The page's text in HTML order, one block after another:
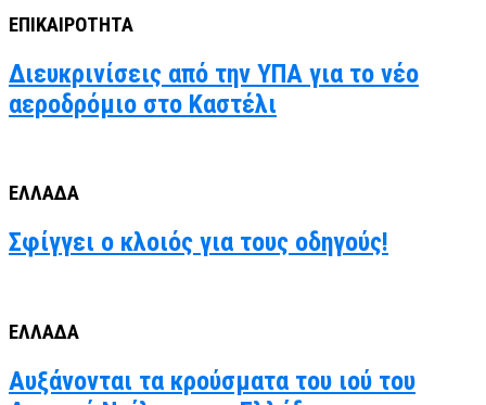
ΕΠΙΚΑΙΡΟΤΗΤΑ
Διευκρινίσεις από την ΥΠΑ για το νέο
αεροδρόμιο στο Καστέλι
ΕΛΛΑΔΑ
Σφίγγει ο κλοιός για τους οδηγούς!
ΕΛΛΑΔΑ
Αυξάνονται τα κρούσματα του ιού του